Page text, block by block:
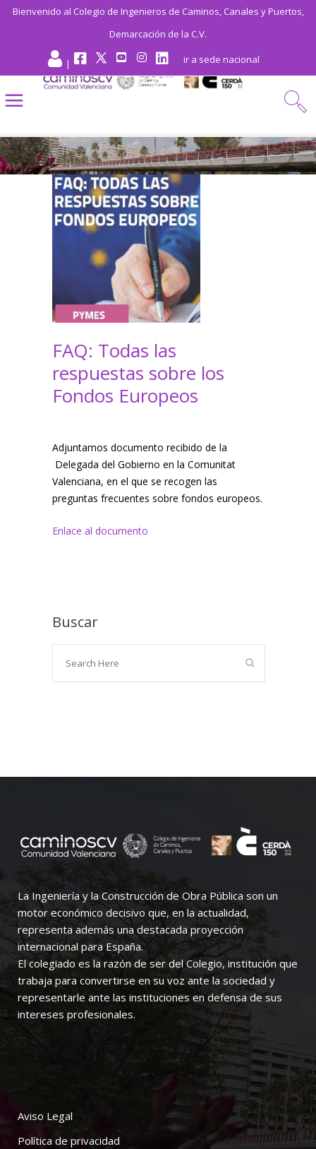
Bienvenido al Colegio de Ingenieros de Caminos, Canales y Puertos,
Demarcación de la C.V.
| ir a sede nacional
FAQ: Todas las
respuestas sobre los
Fondos Europeos
Adjuntamos documento recibido de la
Delegada del Gobierno en la Comunitat
Valenciana, en el que se recogen las
preguntas frecuentes sobre fondos europeos.
Enlace al documento
Buscar
La Ingeniería y la Construcción de Obra Pública son un
motor económico decisivo que, en la actualidad,
representa además una destacada proyección
internacional para España.
El colegiado es la razón de ser del Colegio, institución que
trabaja para convertirse en su voz ante la sociedad y
representarle ante las instituciones en defensa de sus
intereses profesionales.
Aviso Legal
Política de privacidad